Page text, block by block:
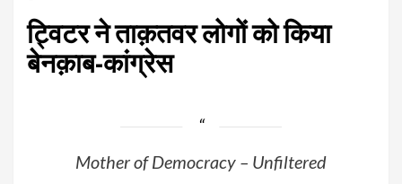
ट्विटर ने ताक़तवर लोगों को किया
बेनक़ाब-कांग्रेस
Mother of Democracy – Unfiltered